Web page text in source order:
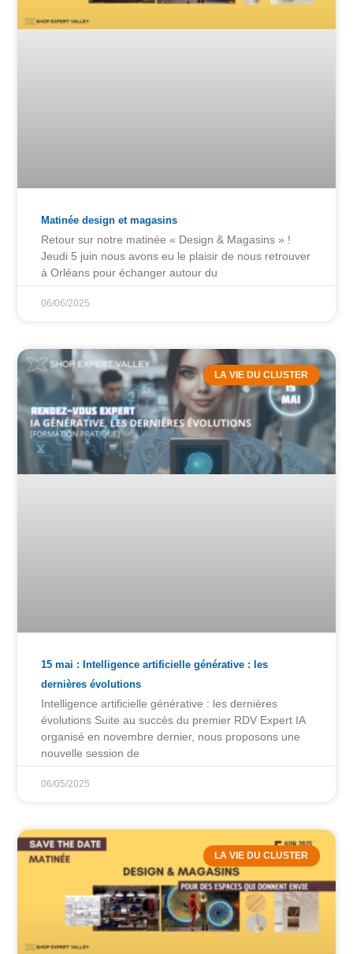
Matinée design et magasins
Retour sur notre matinée « Design & Magasins » !
Jeudi 5 juin nous avons eu le plaisir de nous retrouver
à Orléans pour échanger autour du
06/06/2025
LA VIE DU CLUSTER
15 mai : Intelligence artificielle générative : les
dernières évolutions
Intelligence artificielle générative : les dernières
évolutions Suite au succès du premier RDV Expert IA
organisé en novembre dernier, nous proposons une
nouvelle session de
06/05/2025
LA VIE DU CLUSTER